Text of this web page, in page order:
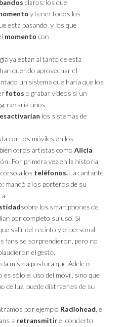
claros: los que
y tener todos los
está pasando, y los que
momento con
ya están al tanto de esta
querido aprovechar el
un sistema que haría que los
fotos o grabar vídeos si un
unos
los sistemas de
con los móviles en los
otros artistas como Alicia
Por primera vez en la historia,
a los teléfonos.La cantante
mandó a los porteros de su
sobre los smartphones de
por completo su uso. Si
salir del recinto y el personal
fans se sorprendieron, pero no
el gesto.
misma postura que Adele o
es sólo el uso del móvil, sino que
de luz, puede distraerles de su
por ejemplo Radiohead, el
a retransmitirel concierto